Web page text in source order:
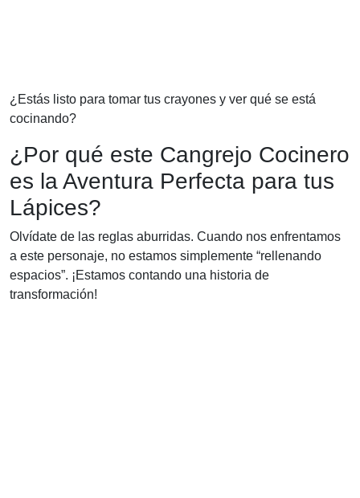
¿Estás listo para tomar tus crayones y ver qué se está
cocinando?
¿Por qué este Cangrejo Cocinero
es la Aventura Perfecta para tus
Lápices?
Olvídate de las reglas aburridas. Cuando nos enfrentamos
a este personaje, no estamos simplemente “rellenando
espacios”. ¡Estamos contando una historia de
transformación!